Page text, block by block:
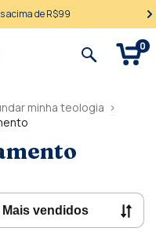
acima de R$99
0
minha teologia >